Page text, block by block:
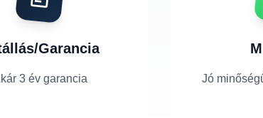
Garancia
3 év garancia Jó